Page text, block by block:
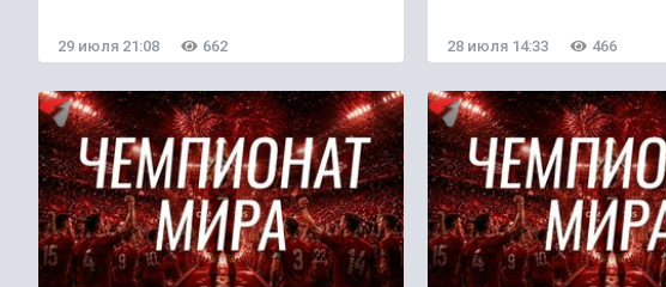
29 июля 21:08 662 28 июля 14:33 466